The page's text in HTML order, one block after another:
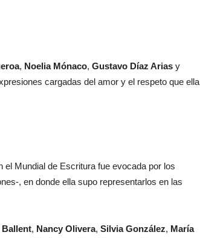
, Noelia Mónaco, Gustavo Díaz Arias y
cargadas del amor y el respeto que ella
el Mundial de Escritura fue evocada por los
, en donde ella supo representarlos en las
, Nancy Olivera, Silvia González, María